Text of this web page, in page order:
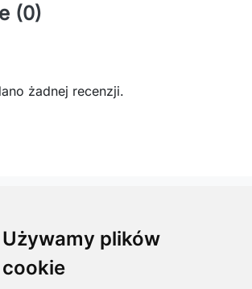
Używamy plików
cookie
(0)
żadnej recenzji.
o nowościach i